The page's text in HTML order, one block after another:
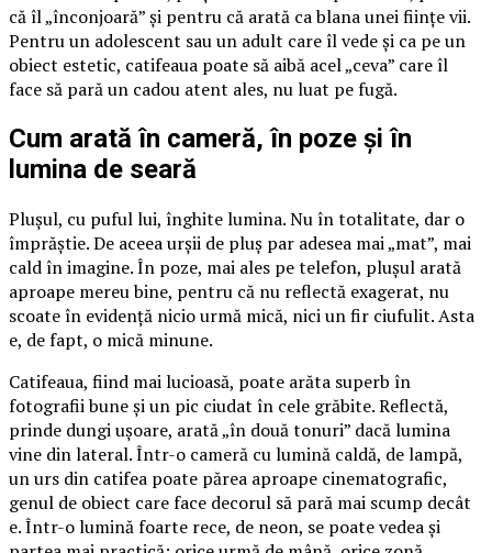
că îl „înconjoară” și pentru că arată ca blana unei ființe vii.
Pentru un adolescent sau un adult care îl vede și ca pe un
obiect estetic, catifeaua poate să aibă acel „ceva” care îl
face să pară un cadou atent ales, nu luat pe fugă.
Cum arată în cameră, în poze și în
lumina de seară
Plușul, cu puful lui, înghite lumina. Nu în totalitate, dar o
împrăștie. De aceea urșii de pluș par adesea mai „mat”, mai
cald în imagine. În poze, mai ales pe telefon, plușul arată
aproape mereu bine, pentru că nu reflectă exagerat, nu
scoate în evidență nicio urmă mică, nici un fir ciufulit. Asta
e, de fapt, o mică minune.
Catifeaua, fiind mai lucioasă, poate arăta superb în
fotografii bune și un pic ciudat în cele grăbite. Reflectă,
prinde dungi ușoare, arată „în două tonuri” dacă lumina
vine din lateral. Într-o cameră cu lumină caldă, de lampă,
un urs din catifea poate părea aproape cinematografic,
genul de obiect care face decorul să pară mai scump decât
e. Într-o lumină foarte rece, de neon, se poate vedea și